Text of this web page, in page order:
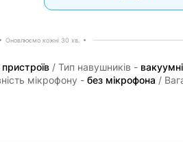
Оновлюємо кожні 30 хв.
/ Тип навушників - вакуумні
мікрофону - без мікрофона /